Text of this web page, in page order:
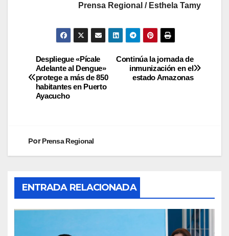
Prensa Regional / Esthela Tamy
Continúa la jornada de
inmunización en el
estado Amazonas
Despliegue «Pícale
Adelante al Dengue»
protege a más de 850
habitantes en Puerto
Ayacucho
PorPrensa Regional
ENTRADA RELACIONADA